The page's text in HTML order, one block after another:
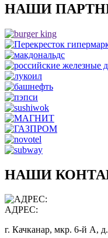
НАШИ
НАШИ
АДРЕС:
г. Качканар, мкр. 6-й А,